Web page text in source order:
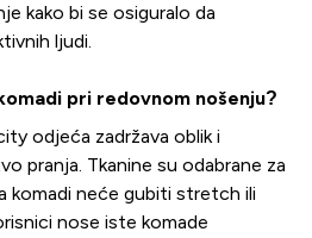
kako bi se osiguralo da
ljudi.
pri redovnom nošenju?
odjeća zadržava oblik i
pranja. Tkanine su odabrane za
komadi neće gubiti stretch ili
nose iste komade